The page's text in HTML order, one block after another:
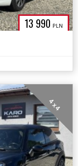
13 990 PLN
4 x 4